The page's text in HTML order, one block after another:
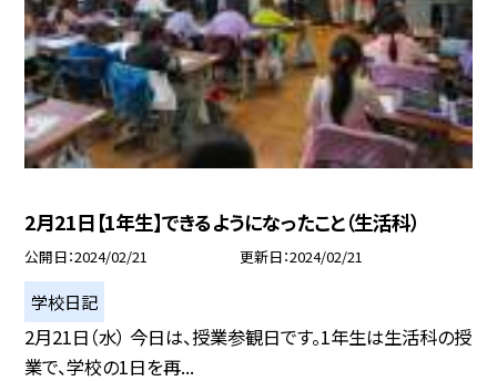
2月21日【1年生】できるようになったこと（生活科）
公開日 2024/02/21 更新日 2024/02/21
学校日記
2月21日（水） 今日は、授業参観日です。1年生は生活科の授
業で、学校の1日を再...